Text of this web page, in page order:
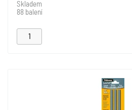
Skladem
88 balení